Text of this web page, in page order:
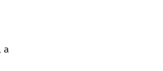
а